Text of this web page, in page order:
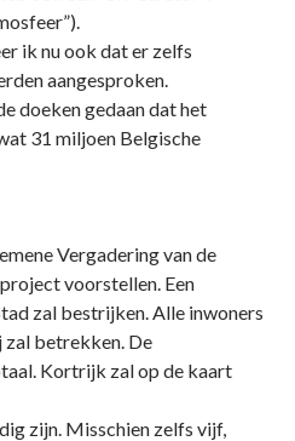
ik nu ook dat er zelfs
aangesproken.
doeken gedaan dat het
31 miljoen Belgische
Vergadering van de
voorstellen. Een
zal bestrijken. Alle inwoners
zal betrekken. De
Kortrijk zal op de kaart
zijn. Misschien zelfs vijf,